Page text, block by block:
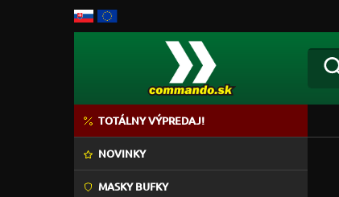
TOTÁLNY VÝPREDAJ!
NOVINKY
MASKY BUFKY